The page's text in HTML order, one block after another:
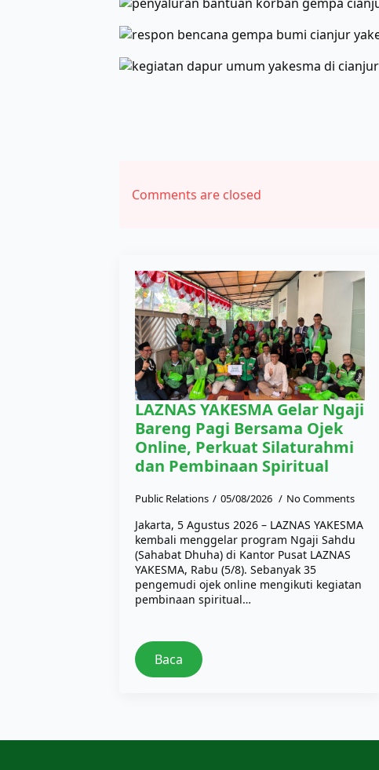
Comments are closed
LAZNAS YAKESMA Gelar Ngaji
Bareng Pagi Bersama Ojek
Online, Perkuat Silaturahmi
dan Pembinaan Spiritual
Public Relations 05/08/2026 No Comments
Jakarta, 5 Agustus 2026 – LAZNAS YAKESMA
kembali menggelar program Ngaji Sahdu
(Sahabat Dhuha) di Kantor Pusat LAZNAS
YAKESMA, Rabu (5/8). Sebanyak 35
pengemudi ojek online mengikuti kegiatan
pembinaan spiritual…
Baca